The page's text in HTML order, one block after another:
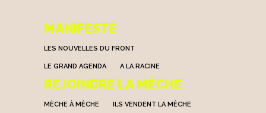
MANIFESTE
LES NOUVELLES DU FRONT
LE GRAND AGENDA A LA RACINE
REJOINDRE LA MÈCHE
MÈCHE À MÈCHE ILS VENDENT LA MÈCHE